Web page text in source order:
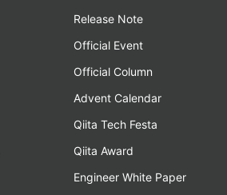
Release Note
Official Event
Official Column
Advent Calendar
Qiita Tech Festa
Qiita Award
Engineer White Paper